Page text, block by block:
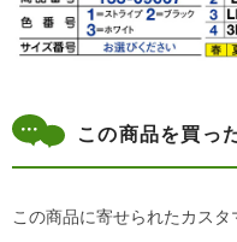
この商品を買っ
この商品に寄せられたカスタ